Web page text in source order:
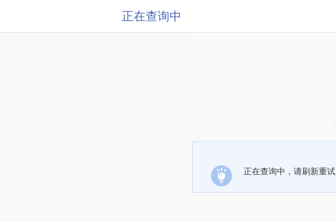
正在查询中
正在查询中，请刷新重试